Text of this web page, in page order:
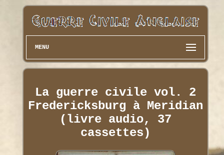
MENU
La guerre civile vol. 2
Fredericksburg à Meridian
(livre audio, 37
cassettes)